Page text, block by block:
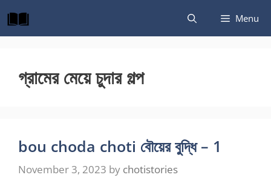
to
content
Menu
গ্রামের মেয়ে চুদার গল্প
bou choda choti বৌয়ের বুদ্ধি – 1
November 3, 2023 by chotistories